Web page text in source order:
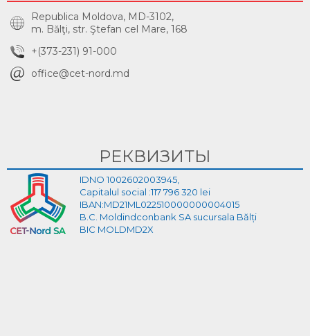
Republica Moldova, MD-3102,
m. Bălţi, str. Ştefan cel Mare, 168
+(373-231) 91-000
office@cet-nord.md
РЕКВИЗИТЫ
IDNO 1002602003945,
Capitalul social :117 796 320 lei
IBAN:MD21ML022510000000004015
B.C. Moldindconbank SA sucursala Bălți
BIC MOLDMD2X